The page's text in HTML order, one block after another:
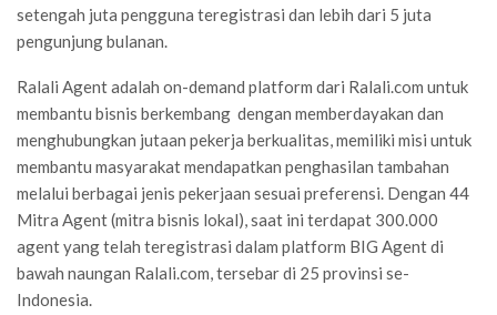
setengah juta pengguna teregistrasi dan lebih dari 5 juta
pengunjung bulanan.
Ralali Agent adalah on-demand platform dari Ralali.com untuk
membantu bisnis berkembang dengan memberdayakan dan
menghubungkan jutaan pekerja berkualitas, memiliki misi untuk
membantu masyarakat mendapatkan penghasilan tambahan
melalui berbagai jenis pekerjaan sesuai preferensi. Dengan 44
Mitra Agent (mitra bisnis lokal), saat ini terdapat 300.000
agent yang telah teregistrasi dalam platform BIG Agent di
bawah naungan Ralali.com, tersebar di 25 provinsi se-
Indonesia.